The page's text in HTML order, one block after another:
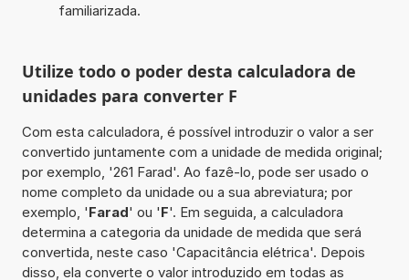
familiarizada.
Utilize todo o poder desta calculadora de
unidades para converter F
Com esta calculadora, é possível introduzir o valor a ser
convertido juntamente com a unidade de medida original;
por exemplo, '261 Farad'. Ao fazê-lo, pode ser usado o
nome completo da unidade ou a sua abreviatura; por
exemplo, 'Farad' ou 'F'. Em seguida, a calculadora
determina a categoria da unidade de medida que será
convertida, neste caso 'Capacitância elétrica'. Depois
disso, ela converte o valor introduzido em todas as